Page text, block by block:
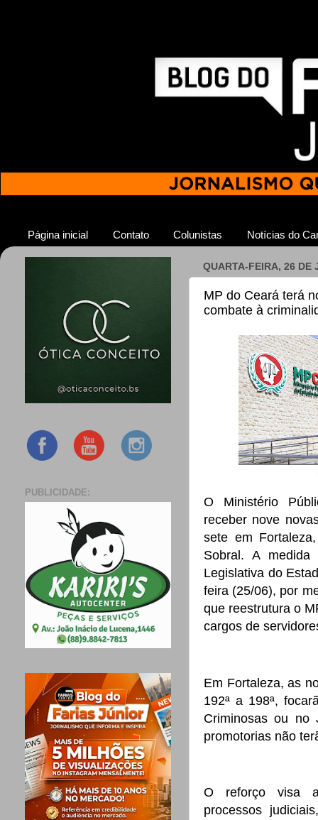
Página inicial Contato Colunistas Notícias do
QUARTA-FEIRA, 26 DE
MP do Ceará terá
combate à
O Ministério
receber nove
sete em
Sobral. A medida
Legislativa do
feira (25/06), por
que reestrutura o
cargos de
Em Fortaleza, as
192ª a 198ª,
Criminosas ou no
promotorias não
O reforço visa
processos
PUBLICIDADE: